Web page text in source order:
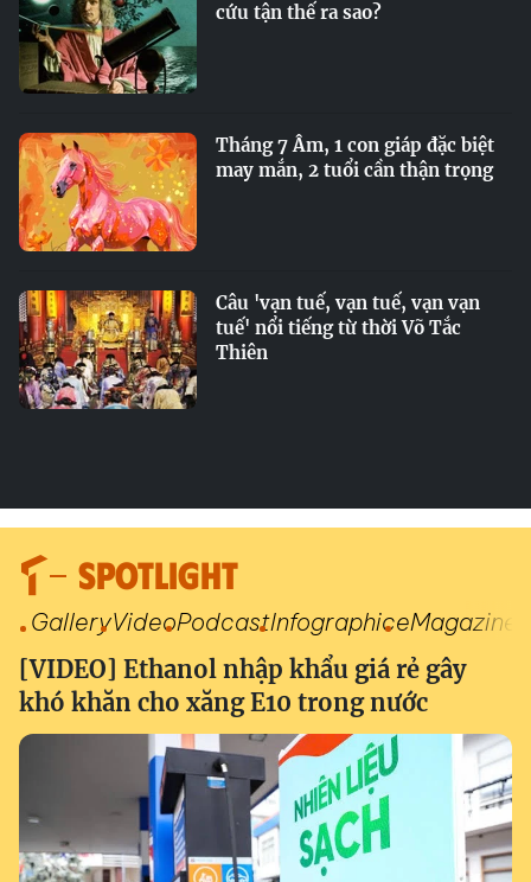
cứu tận thế ra sao?
Tháng 7 Âm, 1 con giáp đặc biệt
may mắn, 2 tuổi cần thận trọng
Câu 'vạn tuế, vạn tuế, vạn vạn
tuế' nổi tiếng từ thời Võ Tắc
Thiên
SPOTLIGHT
GalleryVideoPodcastInfographiceMagazine
[VIDEO] Ethanol nhập khẩu giá rẻ gây
khó khăn cho xăng E10 trong nước